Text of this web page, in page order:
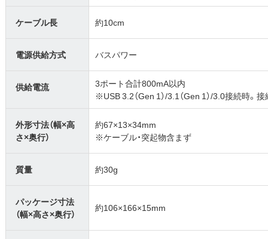
ケーブル長 約10cm
電源供給方式 バスパワー
供給電流
3ポート合計800mA以内
※USB 3.2（Gen 1）/3.1（Gen 1）/3.0接続時
外形寸法（幅×高
さ×奥行）
約67×13×34mm
※ケーブル・突起物含まず
質量 約30g
パッケージ寸法
（幅×高さ×奥行）
約106×166×15mm